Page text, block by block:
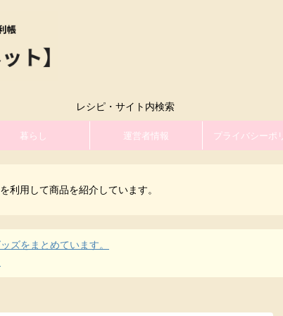
レシピ・サイト内検索
暮らし 運営者情報 プライバシーポ
利用して商品を紹介しています。
ズをまとめています。